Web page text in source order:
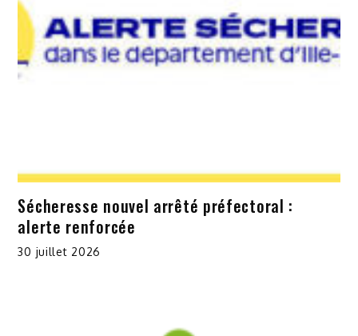
Sécheresse nouvel arrêté préfectoral :
alerte renforcée
30 juillet 2026